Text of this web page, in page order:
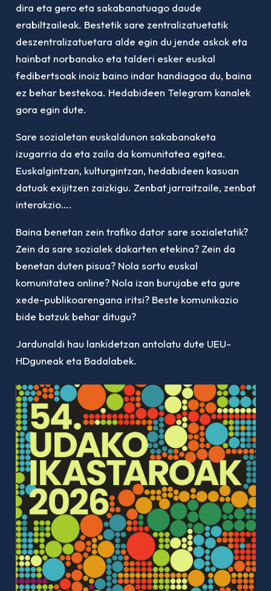
dira eta gero eta sakabanatuago daude
erabiltzaileak. Bestetik sare zentralizatuetatik
deszentralizatuetara alde egin du jende askok eta
hainbat norbanako eta talderi esker euskal
fedibertsoak inoiz baino indar handiagoa du, baina
ez behar bestekoa. Hedabideen Telegram kanalek
gora egin dute.
Sare sozialetan euskaldunon sakabanaketa
izugarria da eta zaila da komunitatea egitea.
Euskalgintzan, kulturgintzan, hedabideen kasuan
datuak exijitzen zaizkigu. Zenbat jarraitzaile, zenbat
interakzio….
Baina benetan zein trafiko dator sare sozialetatik?
Zein da sare sozialek dakarten etekina? Zein da
benetan duten pisua? Nola sortu euskal
komunitatea online? Nola izan burujabe eta gure
xede-publikoarengana iritsi? Beste komunikazio
bide batzuk behar ditugu?
Jardunaldi hau lankidetzan antolatu dute UEU-
HDguneak eta Badalabek.